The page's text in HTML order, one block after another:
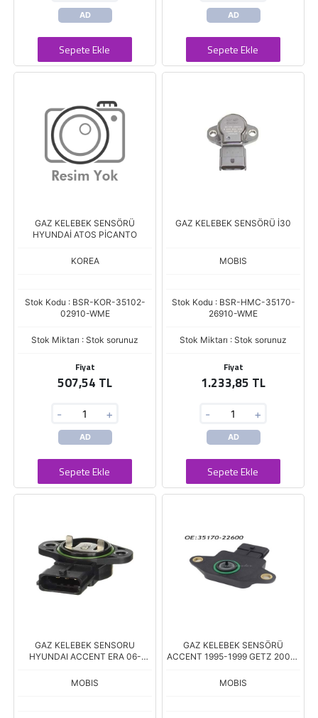
AD
Sepete Ekle
AD
Sepete Ekle
GAZ KELEBEK SENSÖRÜ
HYUNDAİ ATOS PİCANTO
KOREA
Stok Kodu : BSR-KOR-35102-
02910-WME
Stok Miktarı : Stok sorunuz
Fiyat
507,54 TL
- +
AD
Sepete Ekle
GAZ KELEBEK SENSÖRÜ İ30
MOBIS
Stok Kodu : BSR-HMC-35170-
26910-WME
Stok Miktarı : Stok sorunuz
Fiyat
1.233,85 TL
- +
AD
Sepete Ekle
GAZ KELEBEK SENSORU
HYUNDAI ACCENT ERA 06-
MOBIS
GAZ KELEBEK SENSÖRÜ
ACCENT 1995-1999 GETZ 2002-
MOBIS